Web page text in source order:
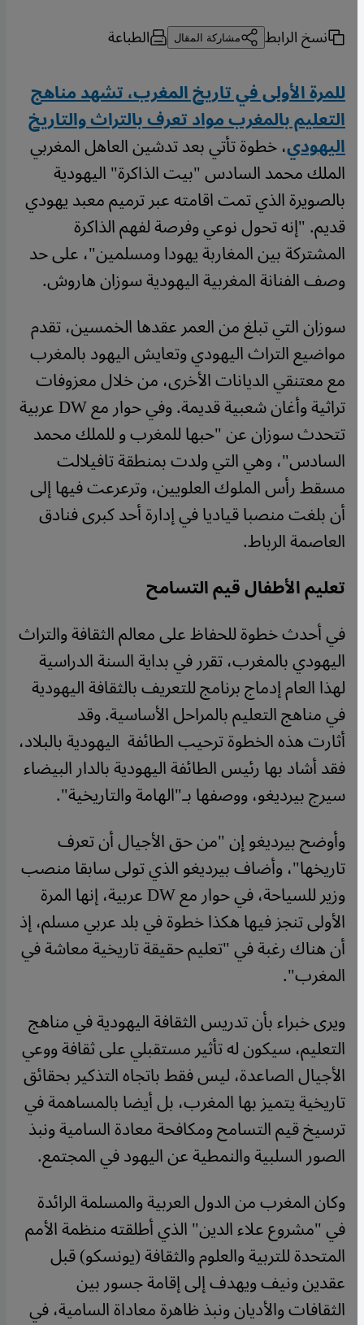
نسخ الرابط مشاركة المقال الطباعة
للمرة الأولى في تاريخ المغرب، تشهد مناهج
التعليم بالمغرب مواد تعرف بالتراث والتاريخ
اليهودي، خطوة تأتي بعد تدشين العاهل المغربي
الملك محمد السادس "بيت الذاكرة" اليهودية
بالصويرة الذي تمت اقامته عبر ترميم معبد يهودي
قديم. "إنه تحول نوعي وفرصة لفهم الذاكرة
المشتركة بين المغاربة يهودا ومسلمين"، على حد
وصف الفنانة المغربية اليهودية سوزان هاروش.
سوزان التي تبلغ من العمر عقدها الخمسين، تقدم
مواضيع التراث اليهودي وتعايش اليهود بالمغرب
مع معتنقي الديانات الأخرى، من خلال معزوفات
تراثية وأغان شعبية قديمة. وفي حوار مع DW عربية
تتحدث سوزان عن "حبها للمغرب و للملك محمد
السادس"، وهي التي ولدت بمنطقة تافيلالت
مسقط رأس الملوك العلويين، وترعرعت فيها إلى
أن بلغت منصبا قياديا في إدارة أحد كبرى فنادق
العاصمة الرباط.
تعليم الأطفال قيم التسامح
في أحدث خطوة للحفاظ على معالم الثقافة والتراث
اليهودي بالمغرب، تقرر في بداية السنة الدراسية
لهذا العام إدماج برنامج للتعريف بالثقافة اليهودية
في مناهج التعليم بالمراحل الأساسية. وقد
أثارت هذه الخطوة ترحيب الطائفة اليهودية بالبلاد،
فقد أشاد بها رئيس الطائفة اليهودية بالدار البيضاء
سيرج بيرديغو، ووصفها بـ"الهامة والتاريخية".
وأوضح بيرديغو إن "من حق الأجيال أن تعرف
تاريخها"، وأضاف بيرديغو الذي تولى سابقا منصب
وزير للسياحة، في حوار مع DW عربية، إنها المرة
الأولى تنجز فيها هكذا خطوة في بلد عربي مسلم، إذ
أن هناك رغبة في "تعليم حقيقة تاريخية معاشة في
المغرب".
ويرى خبراء بأن تدريس الثقافة اليهودية في مناهج
التعليم، سيكون له تأثير مستقبلي على ثقافة ووعي
الأجيال الصاعدة، ليس فقط باتجاه التذكير بحقائق
تاريخية يتميز بها المغرب، بل أيضا بالمساهمة في
ترسيخ قيم التسامح ومكافحة معادة السامية ونبذ
الصور السلبية والنمطية عن اليهود في المجتمع.
وكان المغرب من الدول العربية والمسلمة الرائدة
في "مشروع علاء الدين" الذي أطلقته منظمة الأمم
المتحدة للتربية والعلوم والثقافة (يونسكو) قبل
عقدين ونيف ويهدف إلى إقامة جسور بين
الثقافات والأديان ونبذ ظاهرة معاداة السامية، في